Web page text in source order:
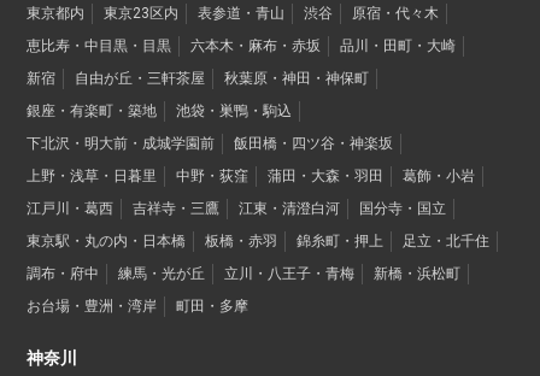
東京都内 東京23区内 表参道・青山 渋谷
原宿・代々木
恵比寿・中目黒・目黒
六本木・麻布・赤坂
品川・田町・大崎
新宿
自由が丘・三軒茶屋
秋葉原・神田・神保町
銀座・有楽町・築地
池袋・巣鴨・駒込
下北沢・明大前・成城学園前
飯田橋・四ツ谷・神楽坂
上野・浅草・日暮里
中野・荻窪 蒲田・大森・羽田
葛飾・小岩
江戸川・葛西
吉祥寺・三鷹 江東・清澄白河
国分寺・国立
東京駅・丸の内・日本橋
板橋・赤羽 錦糸町・押上
足立・北千住
調布・府中
練馬・光が丘 立川・八王子・青梅
新橋・浜松町
お台場・豊洲・湾岸
町田・多摩
神奈川